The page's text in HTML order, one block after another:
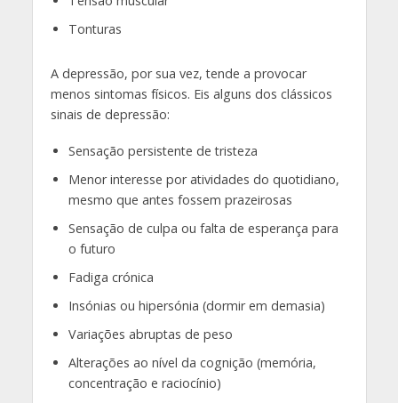
Tonturas
A depressão, por sua vez, tende a provocar
menos sintomas físicos. Eis alguns dos clássicos
sinais de depressão:
Sensação persistente de tristeza
Menor interesse por atividades do quotidiano,
mesmo que antes fossem prazeirosas
Sensação de culpa ou falta de esperança para
o futuro
Fadiga crónica
Insónias ou hipersónia (dormir em demasia)
Variações abruptas de peso
Alterações ao nível da cognição (memória,
concentração e raciocínio)